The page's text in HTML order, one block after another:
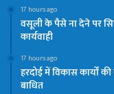
17 hours ago
वसूली के पैसे ना देने पर
कार्यवाही
17 hours ago
हरदोई में विकास कार्यों
बाधित